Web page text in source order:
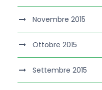
Novembre 2015
Ottobre 2015
Settembre 2015